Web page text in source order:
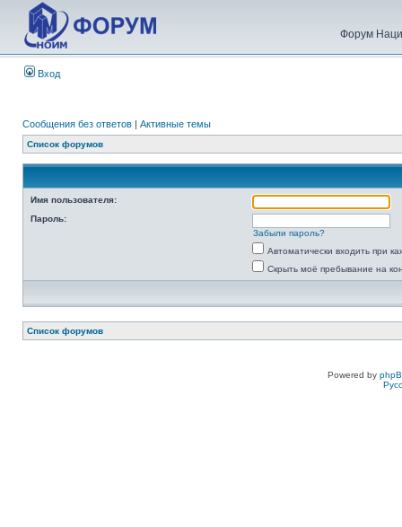
Форум
Вход
Сообщения без ответов | Активные темы
Список форумов
Имя пользователя:
Пароль:
Забыли пароль?
Автоматически входить при
Скрыть моё пребывание на
Список форумов
Powered by